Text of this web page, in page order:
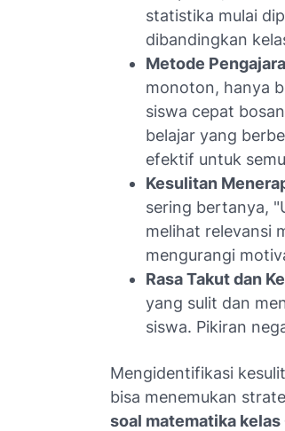
statistika mulai
dibandingkan
Metode
monoton, hanya
siswa cepat
belajar yang
efektif untuk
Kesulitan
sering bertanya,
melihat relevansi
mengurangi
Rasa Takut dan
yang sulit dan
siswa. Pikiran
Mengidentifikasi
bisa menemukan
soal matematika kelas